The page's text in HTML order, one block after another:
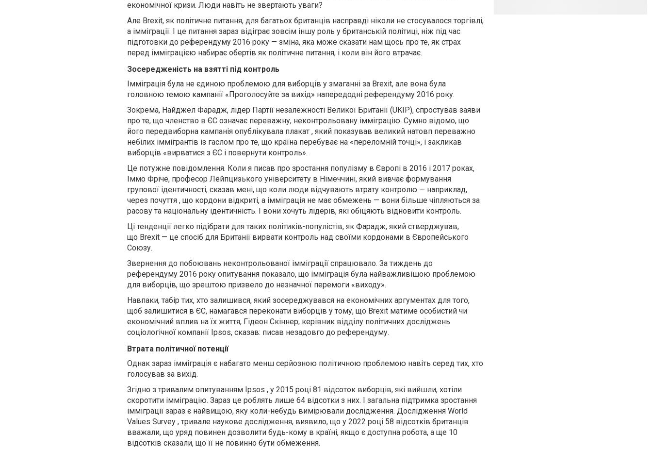
економічної кризи. Люди навіть не звертають уваги?
Але Brexit, як політичне питання, для багатьох британців насправді ніколи не стосувалося торгівлі,
а імміграції. І це питання зараз відіграє зовсім іншу роль у британській політиці, ніж під час
підготовки до референдуму 2016 року — зміна, яка може сказати нам щось про те, як страх
перед імміграцією набирає обертів як політичне питання, і коли він його втрачає.
Зосередженість на взятті під контроль
Імміграція була не єдиною проблемою для виборців у змаганні за Brexit, але вона була
головною темою кампанії «Проголосуйте за вихід» напередодні референдуму 2016 року.
Зокрема, Найджел Фарадж, лідер Партії незалежності Великої Британії (UKIP), спростував заяви
про те, що членство в ЄС означає переважну, неконтрольовану імміграцію. Сумно відомо, що
його передвиборна кампанія опублікувала плакат , який показував великий натовп переважно
небілих іммігрантів із гаслом про те, що країна перебуває на «переломній точці», і закликав
виборців «вирватися з ЄС і повернути контроль».
Це потужне повідомлення. Коли я писав про зростання популізму в Європі в 2016 і 2017 роках,
Іммо Фріче, професор Лейпцизького університету в Німеччині, який вивчає формування
групової ідентичності, сказав мені, що коли люди відчувають втрату контролю — наприклад,
через почуття , що кордони відкриті, а імміграція не має обмежень — вони більше чіпляються за
расову та національну ідентичність. І вони хочуть лідерів, які обіцяють відновити контроль.
Ці тенденції легко підібрати для таких політиків-популістів, як Фарадж, який стверджував,
що Brexit — це спосіб для Британії вирвати контроль над своїми кордонами в Європейського
Союзу.
Звернення до побоювань неконтрольованої імміграції спрацювало. За тиждень до
референдуму 2016 року опитування показало, що імміграція була найважливішою проблемою
для виборців, що зрештою призвело до незначної перемоги «виходу».
Навпаки, табір тих, хто залишився, який зосереджувався на економічних аргументах для того,
щоб залишитися в ЄС, намагався переконати виборців у тому, що Brexit матиме особистий чи
економічний вплив на їх життя, Гідеон Скіннер, керівник відділу політичних досліджень
соціологічної компанії Ipsos, сказав: писав незадовго до референдуму.
Втрата політичної потенції
Однак зараз імміграція є набагато менш серйозною політичною проблемою навіть серед тих, хто
голосував за вихід.
Згідно з тривалим опитуванням Ipsos , у 2015 році 81 відсоток виборців, які вийшли, хотіли
скоротити імміграцію. Зараз це роблять лише 64 відсотки з них. І загальна підтримка зростання
імміграції зараз є найвищою, яку коли-небудь вимірювали дослідження. Дослідження World
Values ​​Survey , тривале наукове дослідження, виявило, що у 2022 році 58 відсотків британців
вважали, що уряд повинен дозволити будь-кому в країні, якщо є доступна робота, а ще 10
відсотків сказали, що її не повинно бути обмеження.